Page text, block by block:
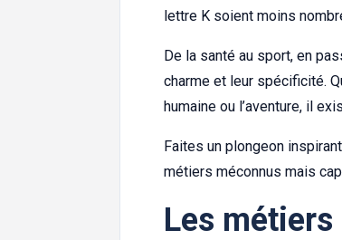
lettre K soient moins
De la santé au sport, en
charme et leur spécificité.
humaine ou l’aventure, il
Faites un plongeon
métiers méconnus mais
Les